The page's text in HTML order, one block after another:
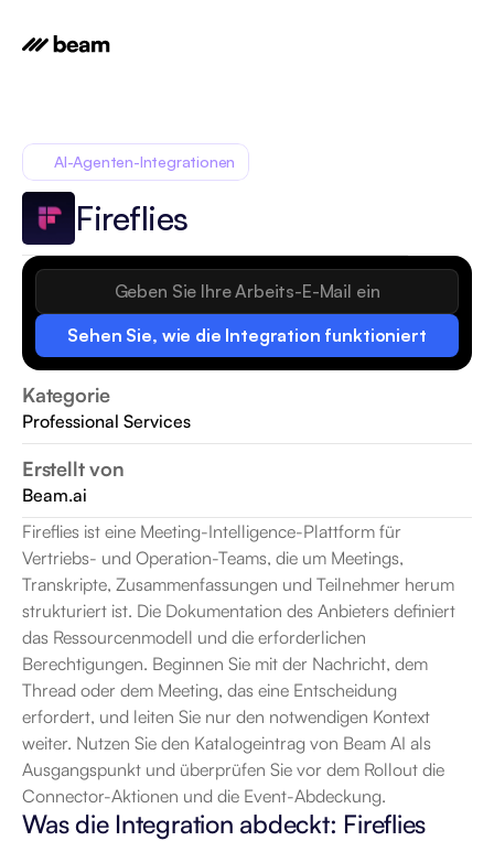
Sehen Sie, wie die Integration funktioniert
Kategorie
Professional Services
Erstellt von
Beam.ai
AI-Agenten-Integrationen
Fireflies
Fireflies ist eine Meeting-Intelligence-Plattform für
Vertriebs- und Operation-Teams, die um Meetings,
Transkripte, Zusammenfassungen und Teilnehmer herum
strukturiert ist. Die Dokumentation des Anbieters definiert
das Ressourcenmodell und die erforderlichen
Berechtigungen. Beginnen Sie mit der Nachricht, dem
Thread oder dem Meeting, das eine Entscheidung
erfordert, und leiten Sie nur den notwendigen Kontext
weiter. Nutzen Sie den Katalogeintrag von Beam AI als
Ausgangspunkt und überprüfen Sie vor dem Rollout die
Connector-Aktionen und die Event-Abdeckung.
Was die Integration abdeckt: Fireflies